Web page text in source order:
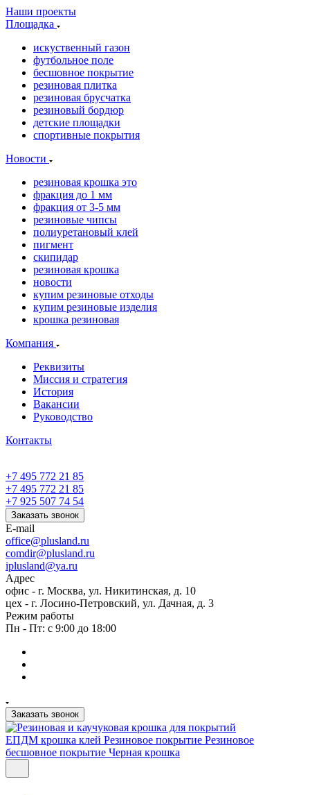
Наши проекты
Площадка
искуственный газон
футбольное поле
бесшовное покрытие
резиновая плитка
резиновая брусчатка
резиновый бордюр
детские площадки
спортивные покрытия
Новости
резиновая крошка это
фракция до 1 мм
фракция от 3-5 мм
резиновые чипсы
полиуретановый клей
пигмент
скипидар
резиновая крошка
новости
купим резиновые отходы
купим резиновые изделия
крошка резиновая
Компания
Реквизиты
Миссия и стратегия
История
Вакансии
Руководство
Контакты
+7 495 772 21 85
+7 495 772 21 85
+7 925 507 74 54
Заказать звонок
E-mail
office@plusland.ru
comdir@plusland.ru
iplusland@ya.ru
Адрес
офис - г. Москва, ул. Никитинская, д. 10
цех - г. Лосино-Петровский, ул. Дачная, д. 3
Режим работы
Пн - Пт: с 9:00 до 18:00
Заказать звонок
ЕПДМ крошка клей Резиновое покрытие Резиновое
бесшовное покрытие Черная крошка